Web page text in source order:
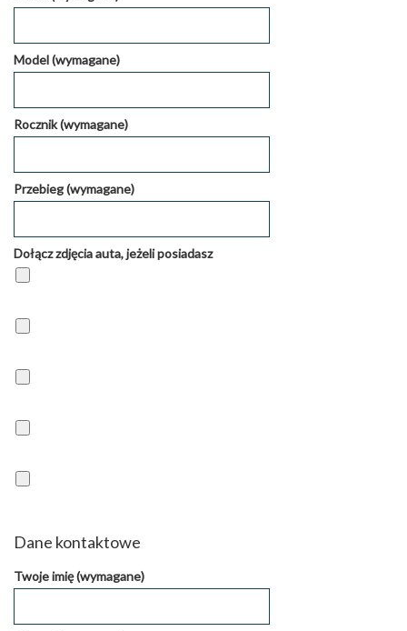
Model (wymagane)
Rocznik (wymagane)
Przebieg (wymagane)
Dołącz zdjęcia auta, jeżeli posiadasz
Dane kontaktowe
Twoje imię (wymagane)